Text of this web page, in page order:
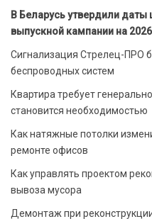
В Беларусь утвердили
выпускной кампании на
Сигнализация Стрелец-ПРО
беспроводных систем
Квартира требует
становится необходимостью
Как натяжные потолки
ремонте офисов
Как управлять проектом
вывоза мусора
Демонтаж при